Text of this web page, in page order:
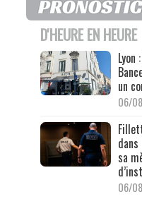
D'HEURE EN HEURE
un
06/
sa
06/